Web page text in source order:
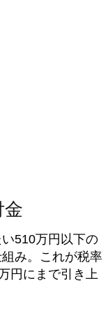
510万円以下の
み。これが税率
円にまで引き上